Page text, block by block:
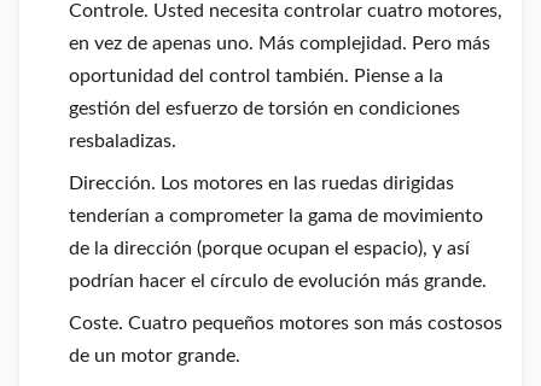
Controle. Usted necesita controlar cuatro motores,
en vez de apenas uno. Más complejidad. Pero más
oportunidad del control también. Piense a la
gestión del esfuerzo de torsión en condiciones
resbaladizas.
Dirección. Los motores en las ruedas dirigidas
tenderían a comprometer la gama de movimiento
de la dirección (porque ocupan el espacio), y así
podrían hacer el círculo de evolución más grande.
Coste. Cuatro pequeños motores son más costosos
de un motor grande.